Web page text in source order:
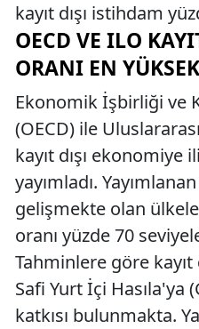
kayıt dışı istihdam
OECD VE ILO
ORANI EN
Ekonomik İşbirliği ve
(OECD) ile
kayıt dışı ekonomiye
yayımladı.
gelişmekte olan
oranı yüzde 70
Tahminlere göre kayıt
Safi Yurt İçi Hasıla'ya
katkısı bulunmakta.